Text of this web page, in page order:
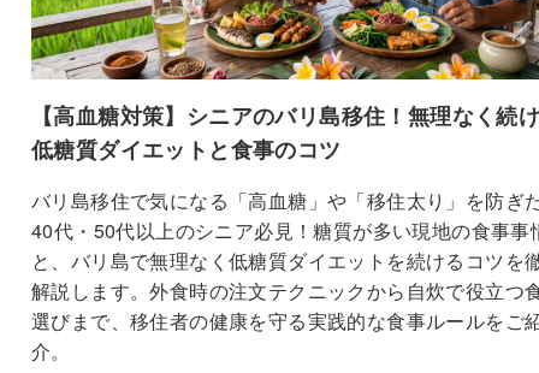
【高血糖対策】シニアのバリ島移住！無理なく続
低糖質ダイエットと食事のコツ
バリ島移住で気になる「高血糖」や「移住太り」を防ぎ
40代・50代以上のシニア必見！糖質が多い現地の食事事
と、バリ島で無理なく低糖質ダイエットを続けるコツを
解説します。外食時の注文テクニックから自炊で役立つ
選びまで、移住者の健康を守る実践的な食事ルールをご
介。